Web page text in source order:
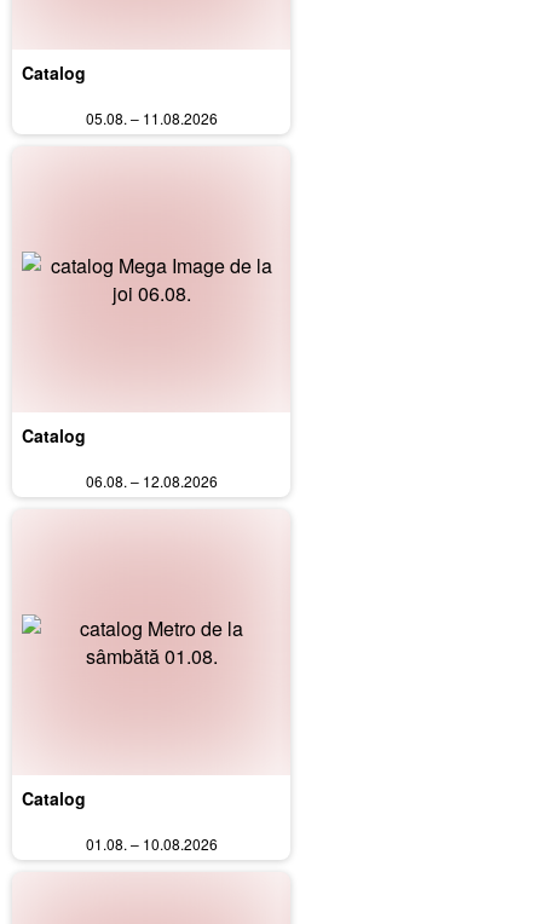
Catalog
05.08. – 11.08.2026
Catalog
06.08. – 12.08.2026
Catalog
01.08. – 10.08.2026